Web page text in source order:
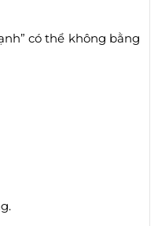
có thể không bằng